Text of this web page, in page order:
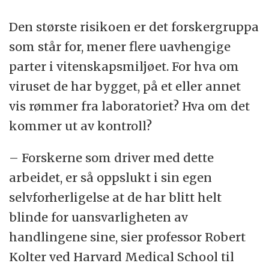
Den største risikoen er det forskergruppa
som står for, mener flere uavhengige
parter i vitenskapsmiljøet. For hva om
viruset de har bygget, på et eller annet
vis rømmer fra laboratoriet? Hva om det
kommer ut av kontroll?
– Forskerne som driver med dette
arbeidet, er så oppslukt i sin egen
selvforherligelse at de har blitt helt
blinde for uansvarligheten av
handlingene sine, sier professor Robert
Kolter ved Harvard Medical School til